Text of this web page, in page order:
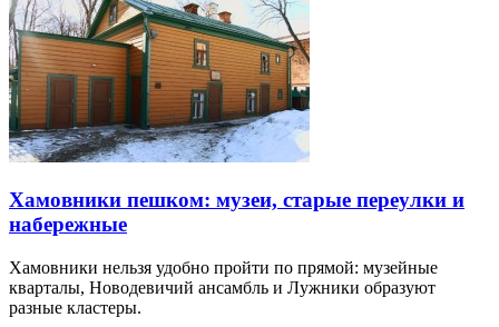
Хамовники пешком: музеи, старые переулки и
набережные
Хамовники нельзя удобно пройти по прямой: музейные
кварталы, Новодевичий ансамбль и Лужники образуют
разные кластеры.